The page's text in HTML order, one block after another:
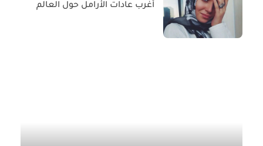
أغرب عادات الأرامل حول العالم